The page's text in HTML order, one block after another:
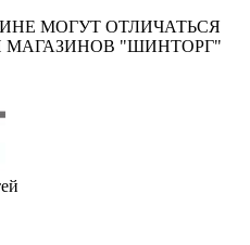
МОГУТ ОТЛИЧАТЬСЯ
МАГАЗИНОВ "ШИНТОРГ"